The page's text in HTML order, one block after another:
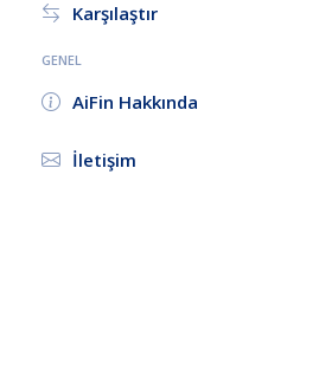
Karşılaştır
GENEL
AiFin Hakkında
İletişim